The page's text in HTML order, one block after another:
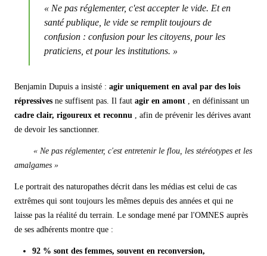
« Ne pas réglementer, c'est accepter le vide. Et en
santé publique, le vide se remplit toujours de
confusion : confusion pour les citoyens, pour les
praticiens, et pour les institutions. »
Benjamin Dupuis a insisté : agir uniquement en aval par des lois
répressives ne suffisent pas. Il faut agir en amont , en définissant un
cadre clair, rigoureux et reconnu , afin de prévenir les dérives avant
de devoir les sanctionner.
« Ne pas réglementer, c'est entretenir le flou, les stéréotypes et les
amalgames »
Le portrait des naturopathes décrit dans les médias est celui de cas
extrêmes qui sont toujours les mêmes depuis des années et qui ne
laisse pas la réalité du terrain. Le sondage mené par l'OMNES auprès
de ses adhérents montre que :
92 % sont des femmes, souvent en reconversion,